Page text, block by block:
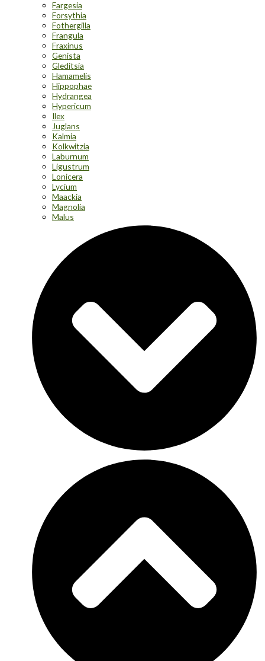
Fargesia
Forsythia
Fothergilla
Frangula
Fraxinus
Genista
Gleditsia
Hamamelis
Hippophae
Hydrangea
Hypericum
Ilex
Juglans
Kalmia
Kolkwitzia
Laburnum
Ligustrum
Lonicera
Lycium
Maackia
Magnolia
Malus